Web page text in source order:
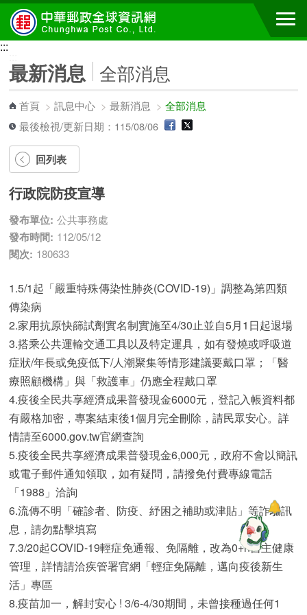
跳到主要內容區塊
:::
最新消息 全部消息
首頁 >訊息中心 >最新消息 >全部消息
最後檢視/更新日期：115/08/06
回列表
行政院防疫宣導
發布單位: 公共事務處
發布時間: 112/05/12
閱次: 180633
1.5/1起「嚴重特殊傳染性肺炎(COVID-19)」調整為第四類
傳染病
2.家用抗原快篩試劑實名制實施至4/30止並自5月1日起退場
3.搭乘公共運輸交通工具以及特定運具，如有發燒或呼吸道
症狀/年長或免疫低下/人潮聚集等情形建議要戴口罩；「醫
療照顧機構」與「救護車」仍應全程戴口罩
4.疫後全民共享經濟成果普發現金6000元，登記入帳資料都
有嚴格加密，專案結束後1個月完全刪除，請民眾安心。詳
情請至6000.gov.tw官網查詢
5.疫後全民共享經濟成果普發現金6,000元，政府不會以簡訊
或電子郵件通知領取，如有疑問，請撥免付費專線電話
「1988」洽詢
6.流傳不明「確診者、防疫、紓困之補助或津貼」等詐騙訊
息，請勿點擊填寫
7.3/20起COVID-19輕症免通報、免隔離，改為0+n自主健康
管理，詳情請洽疾管署官網「輕症免隔離，邁向疫後新生
活」專區
8.疫苗加一，解封安心 ! 3/6-4/30期間，未曾接種過任何1